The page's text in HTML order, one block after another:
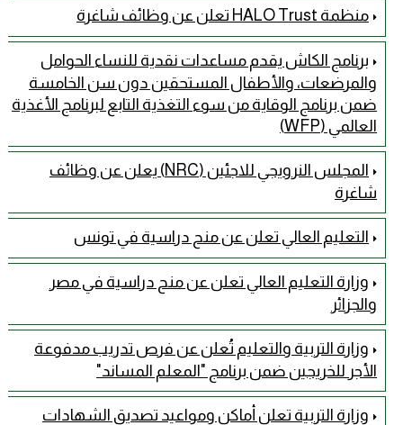
منظمة HALO Trust تعلن عن وظائف شاغرة
برنامج الكاش يقدم مساعدات نقدية للنساء الحوامل
والمرضعات، والأطفال المستحقين دون سن الخامسة
ضمن برنامج الوقاية من سوء التغذية التابع لبرنامج الأغذية
العالمي (WFP)
المجلس النرويجي للاجئين (NRC) يعلن عن وظائف
شاغرة
التعليم العالي تعلن عن منح دراسية في تونس
وزارة التعليم العالي تعلن عن منح دراسية في مصر
والجزائر
وزارة التربية والتعليم تُعلن عن فرص تدريب مدفوعة
الأجر للخريجين ضمن برنامج "المعلم المساند"
وزارة التربية تعلن أماكن ومواعيد تصديق الشهادات